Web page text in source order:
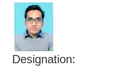
Designation: